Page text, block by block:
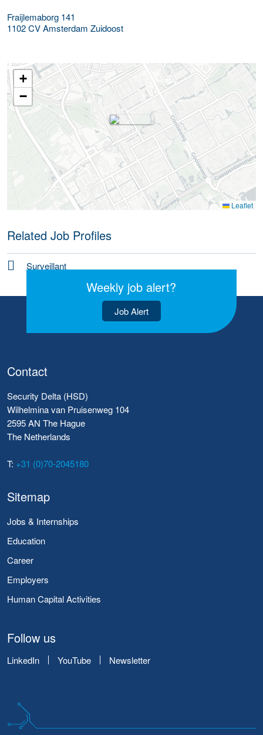
Fraijlemaborg 141
1102 CVAmsterdam Zuidoost
+
−
Leaflet
Related Job Profiles
Surveillant
Weekly job alert?
Job Alert
Contact
Security Delta (HSD)
Wilhelmina van Pruisenweg 104
2595 AN The Hague
The Netherlands
T: +31 (0)70-2045180
Sitemap
Jobs & Internships
Education
Career
Employers
Human Capital Activities
Follow us
LinkedIn YouTube Newsletter